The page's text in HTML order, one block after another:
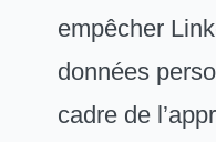
empêcher
données
cadre de